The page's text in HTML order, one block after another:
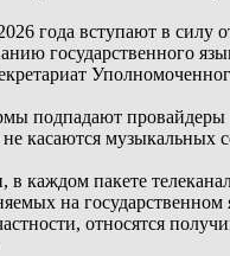
года вступают в силу
государственного
подпадают провайдеры
касаются музыкальных
в каждом пакете
на
относятся